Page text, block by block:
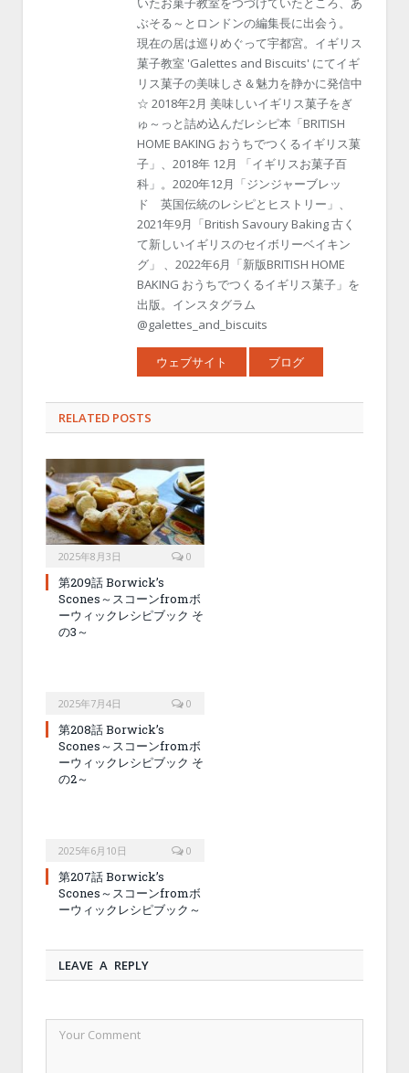
ぶそる～とロンドンの編集長に出会う。
現在の居は巡りめぐって宇都宮。イギリス
菓子教室 'Galettes and Biscuits' にてイギ
リス菓子の美味しさ＆魅力を静かに発信中
☆ 2018年2月 美味しいイギリス菓子をぎ
ゅ～っと詰め込んだレシピ本「BRITISH
HOME BAKING おうちでつくるイギリス菓
子」、2018年 12月 「イギリスお菓子百
科」。2020年12月「ジンジャーブレッ
ド 英国伝統のレシピとヒストリー」、
2021年9月「British Savoury Baking 古く
て新しいイギリスのセイボリーベイキン
グ」 、2022年6月「新版BRITISH HOME
BAKING おうちでつくるイギリス菓子」を
出版。インスタグラム
@galettes_and_biscuits
ウェブサイト ブログ
RELATED POSTS
2025年8月3日 0
第209話 Borwick’s
Scones～スコーンfromボ
ーウィックレシピブック そ
の3～
2025年7月4日 0
第208話 Borwick’s
Scones～スコーンfromボ
ーウィックレシピブック そ
の2～
2025年6月10日 0
第207話 Borwick’s
Scones～スコーンfromボ
ーウィックレシピブック～
LEAVE A REPLY